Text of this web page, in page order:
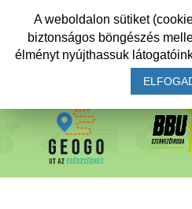
A weboldalon sütiket
biztonságos böngészés
élményt nyújthassuk